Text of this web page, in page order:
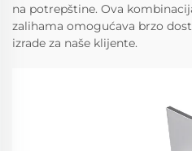
na potrepštine. Ova
zalihama omogućava brzo
izrade za naše klijente.